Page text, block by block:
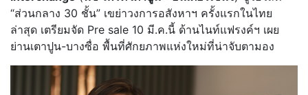
“ส่วนกลาง 30 ชั้น” เขย่าวงการอสังหาฯ ครั้งแรกในไทย
ล่าสุด เตรียมจัด Pre sale 10 มี.ค.นี้ ด้านไนท์แฟรงค์ฯ เผย
ย่านเตาปูน-บางซื่อ พื้นที่ศักยภาพแห่งใหม่ที่น่าจับตามอง